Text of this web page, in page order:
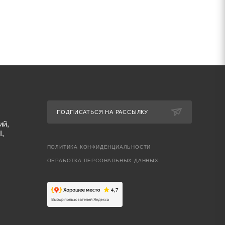
ПОДПИСАТЬСЯ НА РАССЫЛКУ
ПОЛИТИКА КОНФИДЕНЦИАЛЬНОСТИ
ОБРАБОТКА ПЕРСОНАЛЬНЫХ ДАННЫХ